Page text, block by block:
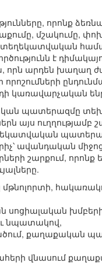
որոնք
մշակումը,
տեղեկատվական
է
արդեն խաղաղ
կառավարչական
պատերազմը
այս ուղղությամբ
ավանդական
շարքում,
մթնոլորտի,
սոցիալական
նպատակով,
քաղաքական
վնասում